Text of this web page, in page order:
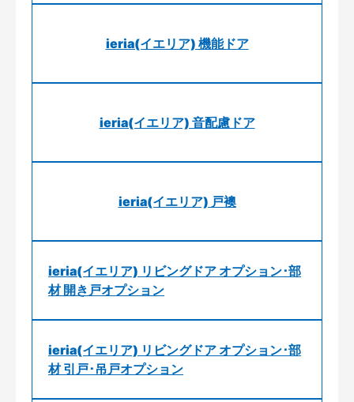
ieria(イエリア) 機能ドア
ieria(イエリア) 音配慮ドア
ieria(イエリア) 戸襖
ieria(イエリア) リビングドア オプション･部
材 開き戸オプション
ieria(イエリア) リビングドア オプション･部
材 引戸･吊戸オプション